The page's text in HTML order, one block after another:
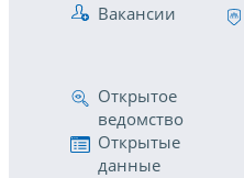
Вакансии
Открытое
ведомство
Открытые
данные